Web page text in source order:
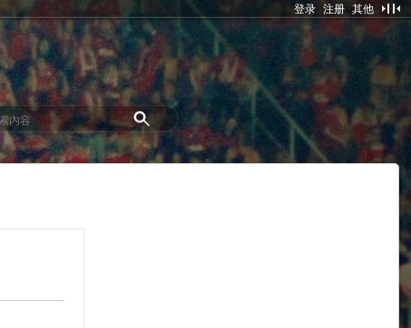
登录 注册 其他